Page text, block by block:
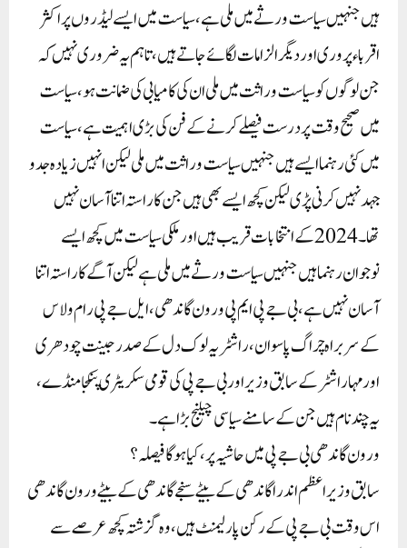
ہیں جنہیں سیاست ورثے میں ملی ہے ، سیاست میں ایسے لیڈروں پر اکثر
اقرباء پروری اور دیگر الزامات لگائے جاتے ہیں ، تاہم یہ ضروری نہیں کہ
جن لوگوں کو سیاست وراثت میں ملی ان کی کامیابی کی ضمانت ہو ، سیاست
میں صحیح وقت پر درست فیصلے کرنے کے فن کی بڑی اہمیت ہے ، سیاست
میں کئی رہنما ایسے ہیں جنہیں سیاست وراثت میں ملی لیکن انہیں زیادہ جدو
جہد نہیں کرنی پڑی لیکن کچھ ایسے بھی ہیں جن کا راستہ اتنا آسان نہیں
تھا۔ 2024 کے انتخابات قریب ہیں اور ملکی سیاست میں کچھ ایسے
نوجوان رہنما ہیں جنہیں سیاست ورثے میں ملی ہے لیکن آگے کا راستہ اتنا
آسان نہیں ہے ، بی جے پی ایم پی ورون گاندھی ، ایل جے پی رام ولاس
کے سربراہ چراگ پاسوان ، راشٹریہ لوک دل کے صدر جینت چودھری
اور مہاراشٹر کے سابق وزیر اور بی جے پی کی قومی سکریٹری پنکجا منڈے ،
یہ چند نام ہیں جن کے سامنے سیاسی چیلنج بڑا ہے۔
ورون گاندھی بی جے پی میں حاشیہ پر ، کیا ہوگا فیصلہ؟
سابق وزیر اعظم اندرا گاندھی کے بیٹے سنجے گاندھی کے بیٹے ورون گاندھی
اس وقت بی جے پی کے رکن پارلیمنٹ ہیں ، وہ گزشتہ کچھ عرصے سے